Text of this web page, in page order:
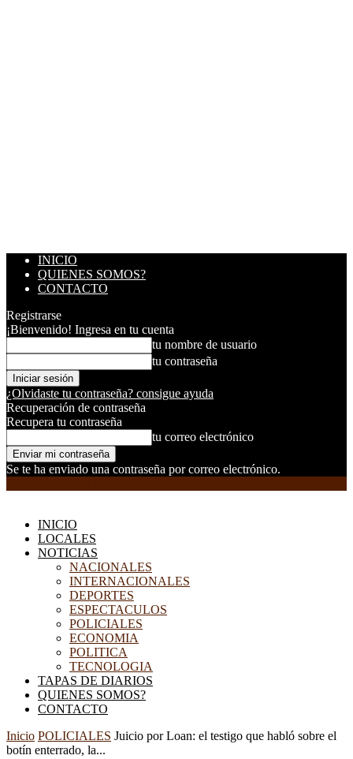
INICIO
QUIENES SOMOS?
CONTACTO
Registrarse
¡Bienvenido! Ingresa en tu cuenta
tu nombre de usuario
tu contraseña
¿Olvidaste tu contraseña? consigue ayuda
Recuperación de contraseña
Recupera tu contraseña
tu correo electrónico
Se te ha enviado una contraseña por correo electrónico.
INICIO
LOCALES
NOTICIAS
NACIONALES
INTERNACIONALES
DEPORTES
ESPECTACULOS
POLICIALES
ECONOMIA
POLITICA
TECNOLOGIA
TAPAS DE DIARIOS
QUIENES SOMOS?
CONTACTO
Inicio POLICIALES Juicio por Loan: el testigo que habló sobre el
botín enterrado, la...